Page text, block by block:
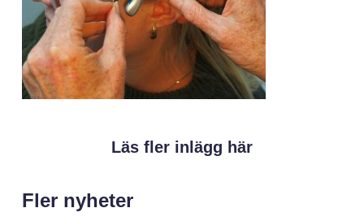
Läs fler inlägg här
Fler nyheter